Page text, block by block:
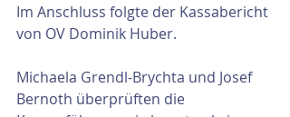
Im Anschluss folgte der Kassabericht
von OV Dominik Huber.
Michaela Grendl-Brychta und Josef
Bernoth überprüften die